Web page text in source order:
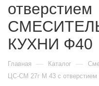
отверстием
КУХНИ Ф40
Главная — Каталог —
ЦС-СМ 27г М 43 с